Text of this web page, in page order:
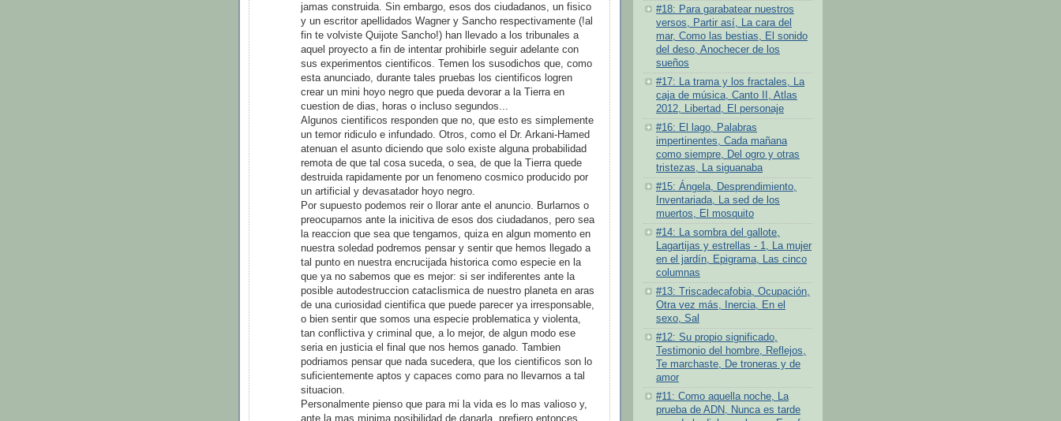
jamas construida. Sin embargo, esos dos ciudadanos, un fisico
y un escritor apellidados Wagner y Sancho respectivamente (!al
fin te volviste Quijote Sancho!) han llevado a los tribunales a
aquel proyecto a fin de intentar prohibirle seguir adelante con
sus experimentos cientificos. Temen los susodichos que, como
esta anunciado, durante tales pruebas los cientificos logren
crear un mini hoyo negro que pueda devorar a la Tierra en
cuestion de dias, horas o incluso segundos...
Algunos cientificos responden que no, que esto es simplemente
un temor ridiculo e infundado. Otros, como el Dr. Arkani-Hamed
atenuan el asunto diciendo que solo existe alguna probabilidad
remota de que tal cosa suceda, o sea, de que la Tierra quede
destruida rapidamente por un fenomeno cosmico producido por
un artificial y devasatador hoyo negro.
Por supuesto podemos reir o llorar ante el anuncio. Burlarnos o
preocuparnos ante la inicitiva de esos dos ciudadanos, pero sea
la reaccion que sea que tengamos, quiza en algun momento en
nuestra soledad podremos pensar y sentir que hemos llegado a
tal punto en nuestra encrucijada historica como especie en la
que ya no sabemos que es mejor: si ser indiferentes ante la
posible autodestruccion cataclismica de nuestro planeta en aras
de una curiosidad cientifica que puede parecer ya irresponsable,
o bien sentir que somos una especie problematica y violenta,
tan conflictiva y criminal que, a lo mejor, de algun modo ese
seria en justicia el final que nos hemos ganado. Tambien
podriamos pensar que nada sucedera, que los cientificos son lo
suficientemente aptos y capaces como para no llevarnos a tal
situacion.
Personalmente pienso que para mi la vida es lo mas valioso y,
ante la mas minima posibilidad de danarla, prefiero entonces
#18: Para garabatear nuestros
versos, Partir así, La cara del
mar, Como las bestias, El sonido
del deso, Anochecer de los
sueños
#17: La trama y los fractales, La
caja de música, Canto II, Atlas
2012, Libertad, El personaje
#16: El lago, Palabras
impertinentes, Cada mañana
como siempre, Del ogro y otras
tristezas, La siguanaba
#15: Ángela, Desprendimiento,
Inventariada, La sed de los
muertos, El mosquito
#14: La sombra del gallote,
Lagartijas y estrellas - 1, La mujer
en el jardín, Epigrama, Las cinco
columnas
#13: Triscadecafobia, Ocupación,
Otra vez más, Inercia, En el
sexo, Sal
#12: Su propio significado,
Testimonio del hombre, Reflejos,
Te marchaste, De troneras y de
amor
#11: Como aquella noche, La
prueba de ADN, Nunca es tarde